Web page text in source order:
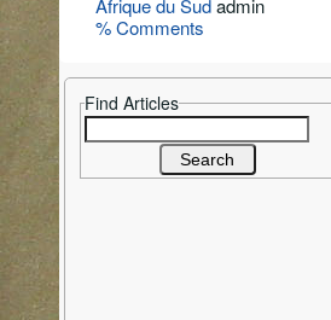
Afrique du Sudadmin
% Comments
Find Articles
Search
for: